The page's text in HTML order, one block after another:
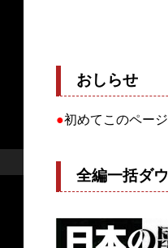
おしらせ
●初めてこのペー
全編一括ダ